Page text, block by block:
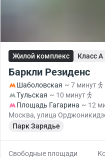
Жилой комплекс Класс A
Баркли Резиденс
Шаболовская ~ 7 минут
Тульская ~ 10 минут
Площадь Гагарина ~ 12
Москва, улица
Парк Зарядье
Свободные площади